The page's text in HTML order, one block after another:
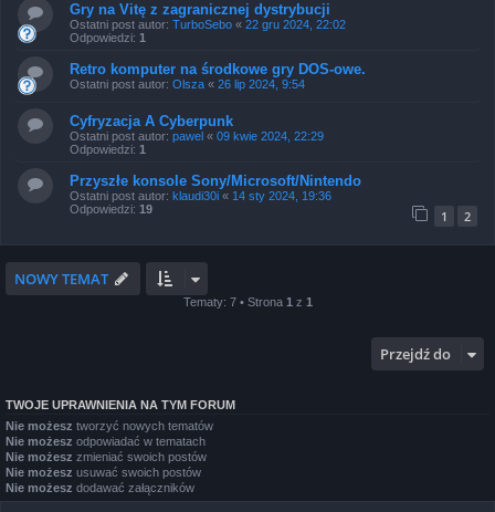
Gry na Vitę z zagranicznej dystrybucji
Ostatni post autor: TurboSebo « 22 gru 2024, 22:02
Odpowiedzi: 1
Retro komputer na środkowe gry DOS-owe.
Ostatni post autor: Olsza « 26 lip 2024, 9:54
Cyfryzacja A Cyberpunk
Ostatni post autor: pawel « 09 kwie 2024, 22:29
Odpowiedzi: 1
Przyszłe konsole Sony/Microsoft/Nintendo
Ostatni post autor: klaudi30i « 14 sty 2024, 19:36
Odpowiedzi: 19 1 2
NOWY TEMAT
Tematy: 7 • Strona 1 z 1
Przejdź do
TWOJE UPRAWNIENIA NA TYM FORUM
Nie możesz tworzyć nowych tematów
Nie możesz odpowiadać w tematach
Nie możesz zmieniać swoich postów
Nie możesz usuwać swoich postów
Nie możesz dodawać załączników